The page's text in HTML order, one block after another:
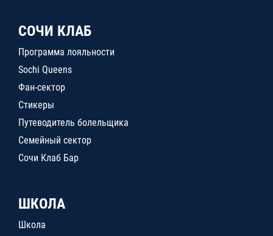
СОЧИ КЛАБ
Программа лояльности
Sochi Queens
Фан-сектор
Стикеры
Путеводитель болельщика
Семейный сектор
Сочи Клаб Бар
ШКОЛА
Школа